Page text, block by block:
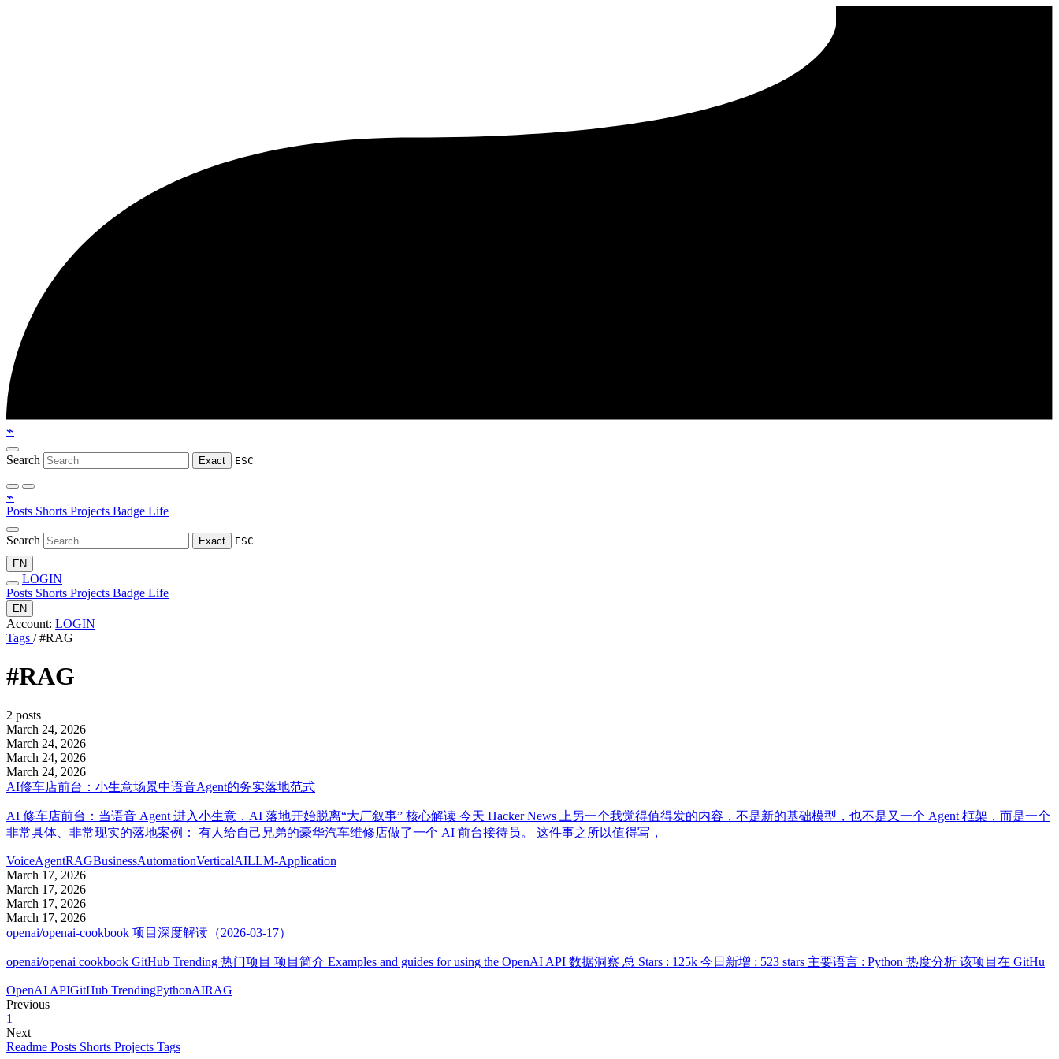
⌁
Search Exact ESC
⌁
Posts Shorts Projects Badge Life
Search Exact
ESC
EN
LOGIN
Posts Shorts Projects Badge Life
EN
Account: LOGIN
Tags / #RAG
#RAG
2 posts
March 24, 2026
March 24, 2026
March 24, 2026
March 24, 2026
AI修车店前台：小生意场景中语音Agent的务实落地范式
AI 修车店前台：当语音 Agent 进入小生意，AI 落地开始脱离“大厂叙事” 核心解读 今天 Hacker News 上另一个我觉得值得发的内容，不是新的基础模型，也不是又一个 Agent 框架，而是一个
非常具体、非常现实的落地案例： 有人给自己兄弟的豪华汽车维修店做了一个 AI 前台接待员。 这件事之所以值得写，
VoiceAgentRAGBusinessAutomationVerticalAILLM-Application
March 17, 2026
March 17, 2026
March 17, 2026
March 17, 2026
openai/openai-cookbook 项目深度解读（2026-03-17）
openai/openai cookbook GitHub Trending 热门项目 项目简介 Examples and guides for using the OpenAI API 数据洞察 总 Stars : 125k 今日新增 : 523 stars 主要语言 : Python 热度分析 该项目在 GitHu
OpenAI APIGitHub TrendingPythonAIRAG
Previous
1
Next
Readme Posts Shorts Projects Tags